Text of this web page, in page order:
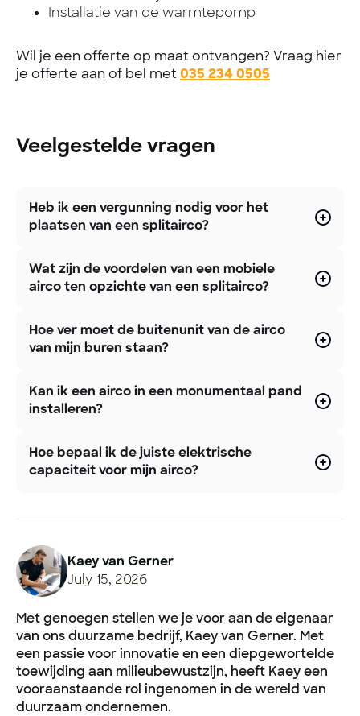
Installatie van de warmtepomp
Wil je een offerte op maat ontvangen? Vraag hier
je offerte aan of bel met 035 234 0505
Veelgestelde vragen
Heb ik een vergunning nodig voor het
plaatsen van een splitairco?
Wat zijn de voordelen van een mobiele
airco ten opzichte van een splitairco?
Hoe ver moet de buitenunit van de airco
van mijn buren staan?
Kan ik een airco in een monumentaal pand
installeren?
Hoe bepaal ik de juiste elektrische
capaciteit voor mijn airco?
Kaey van Gerner
July 15, 2026
Met genoegen stellen we je voor aan de eigenaar
van ons duurzame bedrijf, Kaey van Gerner. Met
een passie voor innovatie en een diepgewortelde
toewijding aan milieubewustzijn, heeft Kaey een
vooraanstaande rol ingenomen in de wereld van
duurzaam ondernemen.